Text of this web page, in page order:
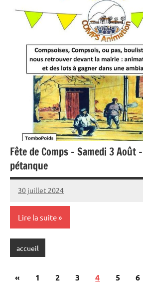
Fête de Comps – Samedi 3 Août
pétanque
30 juillet 2024
admin7133
Aucun
commentaire
Lire la suite
accueil
Pagination
«Publications
1 2 3 4 5 6